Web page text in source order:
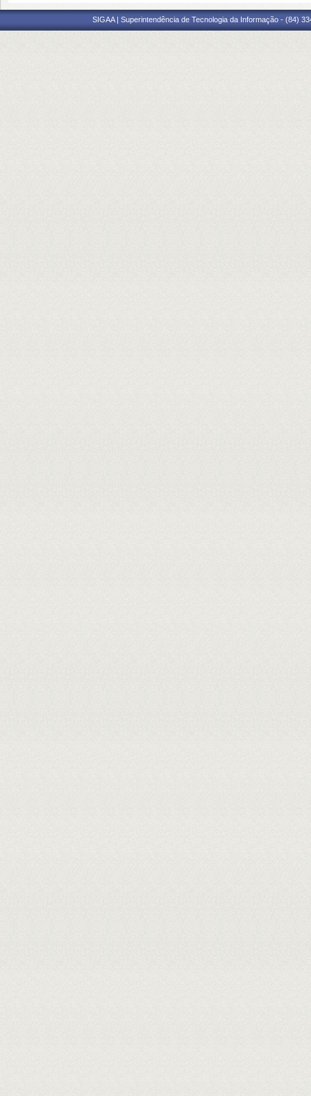
SIGAA | Superintendência de Tecnologia da Informação - (84)